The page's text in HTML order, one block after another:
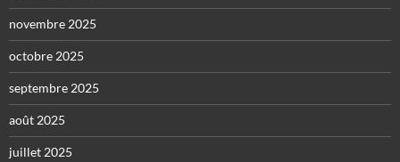
novembre 2025
octobre 2025
septembre 2025
août 2025
juillet 2025